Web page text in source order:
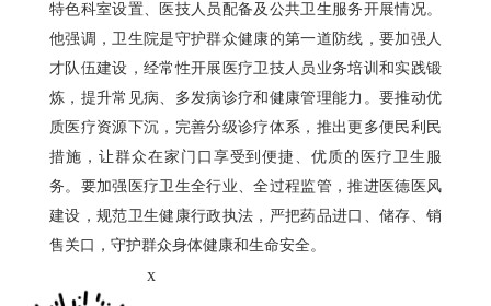
特色科室设置、医技人员配备及公共卫生服务开展情况。
他强调，卫生院是守护群众健康的第一道防线，要加强人
才队伍建设，经常性开展医疗卫技人员业务培训和实践锻
炼，提升常见病、多发病诊疗和健康管理能力。要推动优
质医疗资源下沉，完善分级诊疗体系，推出更多便民利民
措施，让群众在家门口享受到便捷、优质的医疗卫生服
务。要加强医疗卫生全行业、全过程监管，推进医德医风
建设，规范卫生健康行政执法，严把药品进口、储存、销
售关口，守护群众身体健康和生命安全。
x